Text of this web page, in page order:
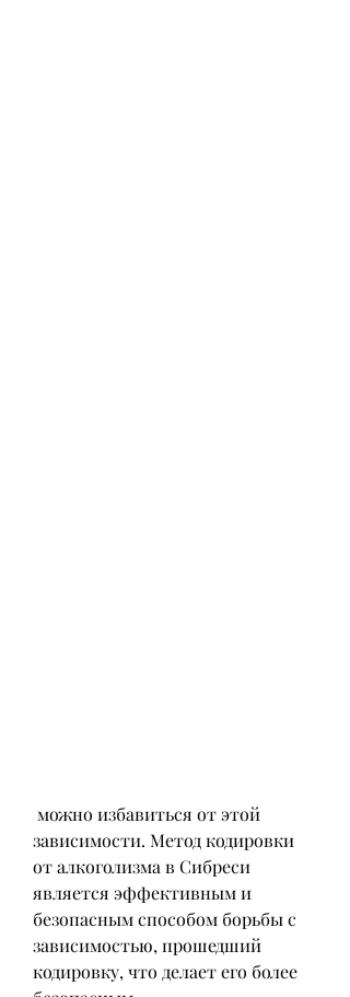
зависимости. Метод кодировки
от алкоголизма в Сибреси
является эффективным и
безопасным способом борьбы с
зависимостью, прошедший
кодировку, что делает его более